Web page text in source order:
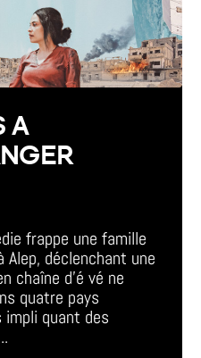
A
frappe une famille
Alep, déclenchant une
chaîne d'é vé ne
quatre pays
quant des